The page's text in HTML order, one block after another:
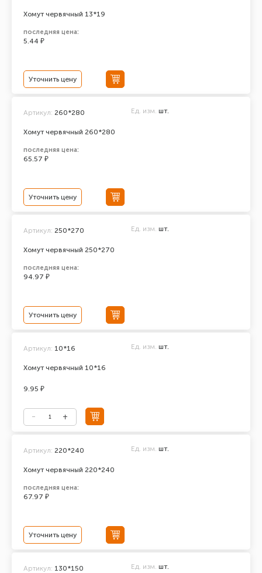
Хомут червячный 13*19
последняя цена:
5.44 ₽
Уточнить цену
Хомут червячный 260*280
Артикул: 260*280 Ед. изм. шт.
последняя цена:
65.57 ₽
Уточнить цену
Хомут червячный 250*270
Артикул: 250*270 Ед. изм. шт.
последняя цена:
94.97 ₽
Уточнить цену
Хомут червячный 10*16
Артикул: 10*16 Ед. изм. шт.
9.95 ₽
Хомут червячный 220*240
Артикул: 220*240 Ед. изм. шт.
последняя цена:
67.97 ₽
Уточнить цену
Артикул: 130*150 Ед. изм. шт.